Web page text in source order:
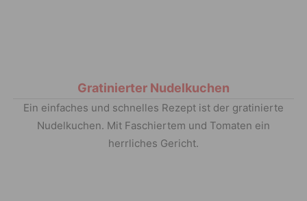
Gratinierter Nudelkuchen
Ein einfaches und schnelles Rezept ist der gratinierte
Nudelkuchen. Mit Faschiertem und Tomaten ein
herrliches Gericht.